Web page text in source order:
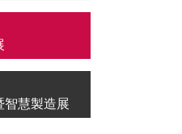
智慧製造展